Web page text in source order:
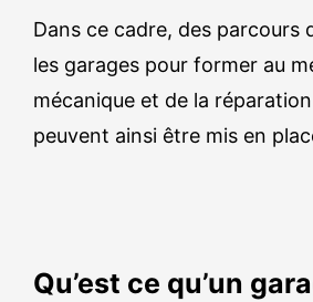
Dans ce cadre, des parcours
les garages pour former au
mécanique et de la
peuvent ainsi être mis en
Qu’est ce qu’un